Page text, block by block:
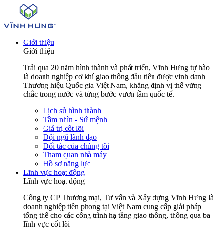
Giới thiệu
Giới thiệu
Trải qua 20 năm hình thành và phát triển, Vĩnh Hưng tự hào
là doanh nghiệp cơ khí giao thông đầu tiên được vinh danh
Thương hiệu Quốc gia Việt Nam, khẳng định vị thế vững
chắc trong nước và từng bước vươn tầm quốc tế.
Lịch sử hình thành
Tầm nhìn - Sứ mệnh
Giá trị cốt lõi
Đội ngũ lãnh đạo
Đối tác của chúng tôi
Tham quan nhà máy
Hồ sơ năng lực
Lĩnh vực hoạt động
Lĩnh vực hoạt động
Công ty CP Thương mại, Tư vấn và Xây dựng Vĩnh Hưng là
doanh nghiệp tiên phong tại Việt Nam cung cấp giải pháp
tổng thể cho các công trình hạ tầng giao thông, thông qua ba
lĩnh vực cốt lõi